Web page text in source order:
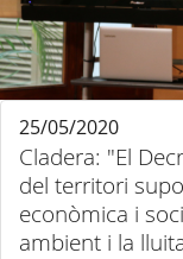
Cladera: "El
del territori
econòmica i
ambient i la
25/05/2020